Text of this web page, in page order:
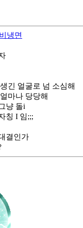
냉면
긴 얼굴로 넘 소심해
마나 당당해
냥 돌i
칭 I 임;;;
결인가